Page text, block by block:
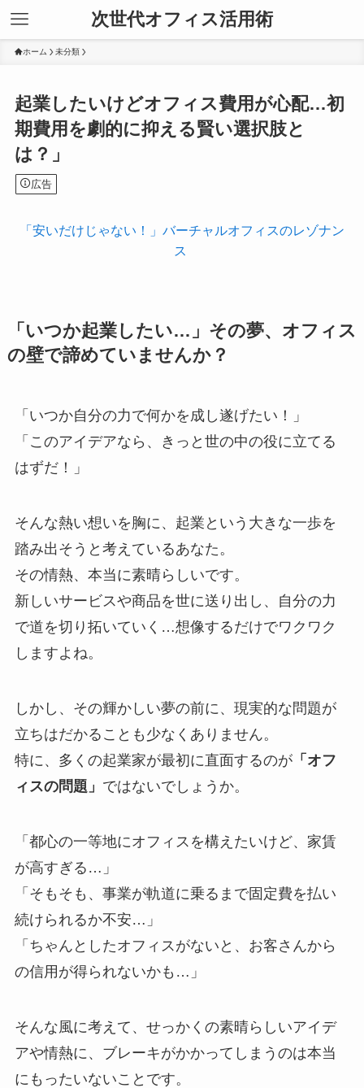
次世代オフィス活用術
ホーム 未分類
起業したいけどオフィス費用が心配…初
期費用を劇的に抑える賢い選択肢と
は？」
広告
「安いだけじゃない！」バーチャルオフィスのレゾナン
ス
「いつか起業したい…」その夢、オフィス
の壁で諦めていませんか？
「いつか自分の力で何かを成し遂げたい！」
「このアイデアなら、きっと世の中の役に立てる
はずだ！」
そんな熱い想いを胸に、起業という大きな一歩を
踏み出そうと考えているあなた。
その情熱、本当に素晴らしいです。
新しいサービスや商品を世に送り出し、自分の力
で道を切り拓いていく…想像するだけでワクワク
しますよね。
しかし、その輝かしい夢の前に、現実的な問題が
立ちはだかることも少なくありません。
特に、多くの起業家が最初に直面するのが「オフ
ィスの問題」 ではないでしょうか。
「都心の一等地にオフィスを構えたいけど、家賃
が高すぎる…」
「そもそも、事業が軌道に乗るまで固定費を払い
続けられるか不安…」
「ちゃんとしたオフィスがないと、お客さんから
の信用が得られないかも…」
そんな風に考えて、せっかくの素晴らしいアイデ
アや情熱に、ブレーキがかかってしまうのは本当
にもったいないことです。